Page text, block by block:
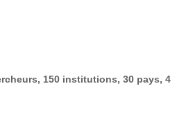
150 institutions, 30 pays, 4